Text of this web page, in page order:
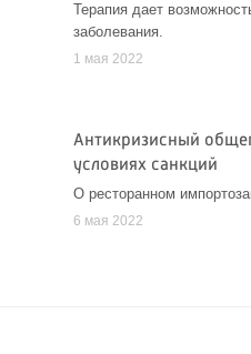
Терапия дает
заболевания.
1 мая 2022
Антикризисный
условиях санкций
О ресторанном
6 мая 2022